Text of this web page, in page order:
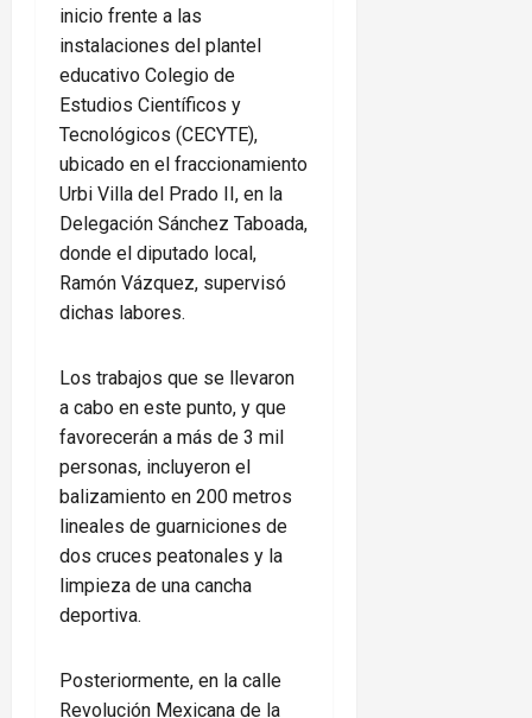
inicio frente a las
instalaciones del plantel
educativo Colegio de
Estudios Científicos y
Tecnológicos (CECYTE),
ubicado en el fraccionamiento
Urbi Villa del Prado II, en la
Delegación Sánchez Taboada,
donde el diputado local,
Ramón Vázquez, supervisó
dichas labores.
Los trabajos que se llevaron
a cabo en este punto, y que
favorecerán a más de 3 mil
personas, incluyeron el
balizamiento en 200 metros
lineales de guarniciones de
dos cruces peatonales y la
limpieza de una cancha
deportiva.
Posteriormente, en la calle
Revolución Mexicana de la